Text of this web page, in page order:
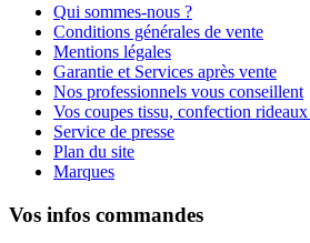
Qui sommes-nous ?
Conditions générales de vente
Mentions légales
Garantie et Services après vente
Nos professionnels vous conseillent
Vos coupes tissu, confection
Service de presse
Plan du site
Marques
Vos infos commandes